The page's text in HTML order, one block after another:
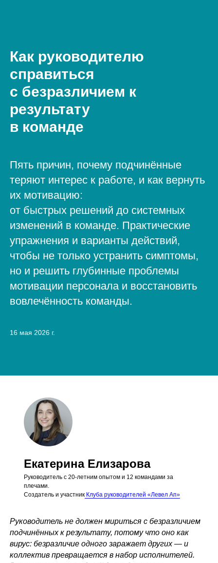
Как руководителю
справиться
с безразличием к
результату
в команде
Пять причин, почему подчинённые
теряют интерес к работе, и как вернуть
их мотивацию:
от быстрых решений до системных
изменений в команде. Практические
упражнения и варианты действий,
чтобы не только устранить симптомы,
но и решить глубинные проблемы
мотивации персонала и восстановить
вовлечённость команды.
16 мая 2026 г.
Екатерина Елизарова
Руководитель с 20-летним опытом и 12 командами за
плечами.
Создатель и участник Клуба руководителей «Левел Ап»
Руководитель не должен мириться с безразличием
подчинённых к результату, потому что оно как
вирус: безразличие одного заражает других — и
коллектив превращается в набор исполнителей.